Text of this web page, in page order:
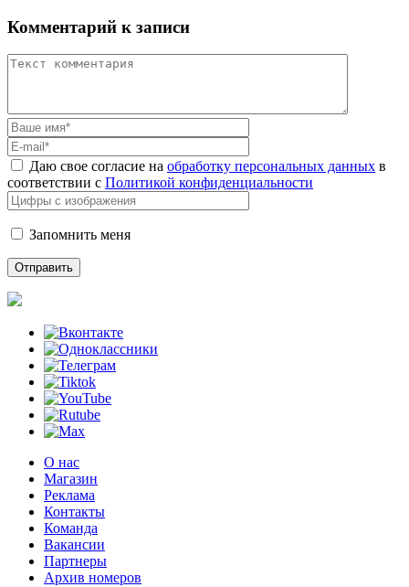
Комментарий к записи
Даю свое согласие на обработку персональных данных в
соответствии с Политикой конфиденциальности
Запомнить меня
О нас
Магазин
Реклама
Контакты
Команда
Вакансии
Партнеры
Архив номеров